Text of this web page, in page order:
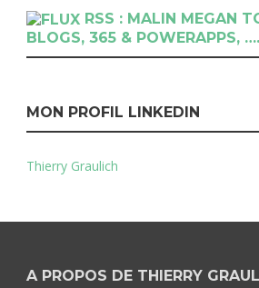
RSS : MALIN MEGAN
BLOGS, 365 & POWERAPPS,
MON PROFIL LINKEDIN
Thierry Graulich
A PROPOS DE THIERRY